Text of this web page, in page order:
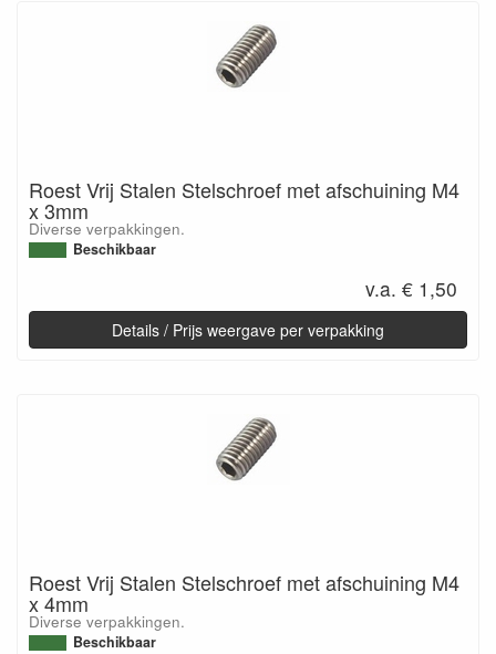
Roest Vrij Stalen Stelschroef met afschuining M4
x 3mm
Diverse verpakkingen.
Beschikbaar
v.a. € 1,50
Details / Prijs weergave per verpakking
Roest Vrij Stalen Stelschroef met afschuining M4
x 4mm
Diverse verpakkingen.
Beschikbaar